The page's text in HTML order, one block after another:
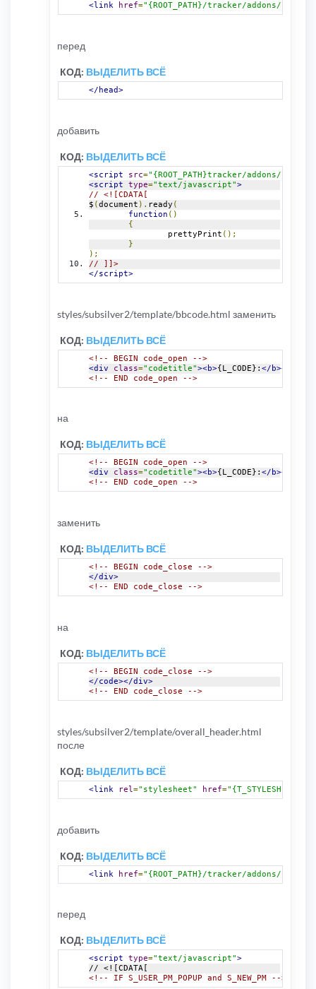
<link href="{ROOT_PATH}/tracker/addons/
перед
КОД: ВЫДЕЛИТЬ ВСЁ
</head>
добавить
КОД: ВЫДЕЛИТЬ ВСЁ
<script src="{ROOT_PATH}tracker/addons/js/
<script
type="text/javascript">
// <![CDATA[
$ (document ). ready (
function ()
{
		prettyPrint
();
}
);
// ]]>
</script>
styles/subsilver2/template/bbcode.html заменить
КОД: ВЫДЕЛИТЬ ВСЁ
<!-- BEGIN code_open -->
<div
class="codetitle"><b>{L_CODE}: </b></
<!-- END code_open -->
на
КОД: ВЫДЕЛИТЬ ВСЁ
<!-- BEGIN code_open -->
<div
class="codetitle"><b>{L_CODE}: </b></
<!-- END code_open -->
заменить
КОД: ВЫДЕЛИТЬ ВСЁ
<!-- BEGIN code_close -->
</div>
<!-- END code_close -->
на
КОД: ВЫДЕЛИТЬ ВСЁ
<!-- BEGIN code_close -->
</code></div>
<!-- END code_close -->
styles/subsilver2/template/overall_header.html
после
КОД: ВЫДЕЛИТЬ ВСЁ
<link rel="stylesheet" href=
добавить
КОД: ВЫДЕЛИТЬ ВСЁ
<link href="{ROOT_PATH}/tracker/addons/
перед
КОД: ВЫДЕЛИТЬ ВСЁ
<script type="text/javascript">
// <![CDATA[
<!-- IF S_USER_PM_POPUP and S_NEW_PM -->